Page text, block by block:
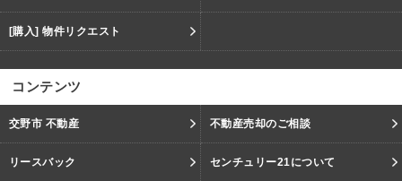
[購入] 物件リクエスト
コンテンツ
交野市 不動産 不動産売却のご相談
リースバック センチュリー21について